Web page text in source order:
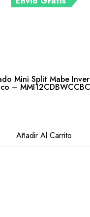
Mini Split Mabe
–
Añadir Al Carrito